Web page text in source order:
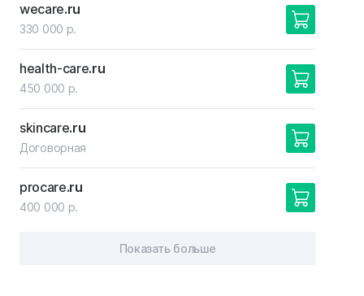
wecare.ru
330 000 р.
health-care.ru
450 000 р.
skincare.ru
Договорная
procare.ru
400 000 р.
Показать больше